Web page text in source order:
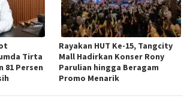
Tirta
81 Persen
Rayakan HUT Ke-15, Tangcity
Mall Hadirkan Konser Rony
Parulian hingga Beragam
Promo Menarik